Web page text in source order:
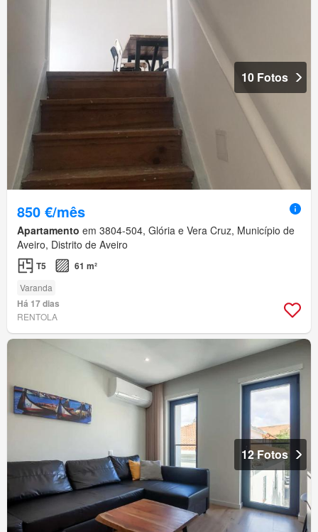
10 Fotos
850 €/mês
Apartamento em 3804-504, Glória e Vera Cruz, Município de
Aveiro, Distrito de Aveiro
T5 61 m²
Varanda
Há 17 dias
RENTOLA
12 Fotos